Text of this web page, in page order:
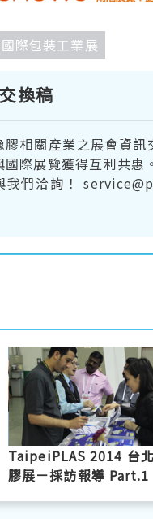
際包裝工業展
換稿
膠相關產業之展會資
國際展覽獲得互利共惠
我們洽詢！
TaipeiPLAS 2014 台
膠展－採訪報導 Part.1